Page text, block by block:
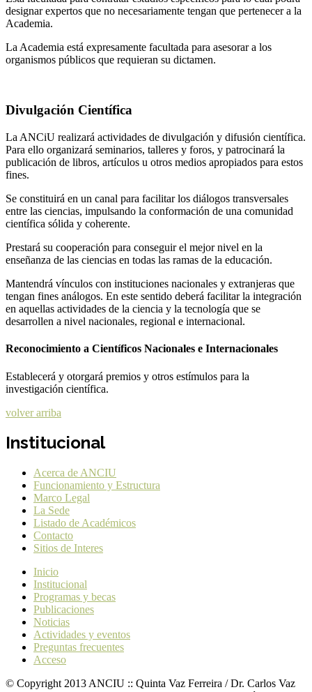
designar expertos que no necesariamente tengan que pertenecer a la
Academia.
La Academia está expresamente facultada para asesorar a los
organismos públicos que requieran su dictamen.
Divulgación Científica
La ANCiU realizará actividades de divulgación y difusión científica.
Para ello organizará seminarios, talleres y foros, y patrocinará la
publicación de libros, artículos u otros medios apropiados para estos
fines.
Se constituirá en un canal para facilitar los diálogos transversales
entre las ciencias, impulsando la conformación de una comunidad
científica sólida y coherente.
Prestará su cooperación para conseguir el mejor nivel en la
enseñanza de las ciencias en todas las ramas de la educación.
Mantendrá vínculos con instituciones nacionales y extranjeras que
tengan fines análogos. En este sentido deberá facilitar la integración
en aquellas actividades de la ciencia y la tecnología que se
desarrollen a nivel nacionales, regional e internacional.
Reconocimiento a Científicos Nacionales e Internacionales
Establecerá y otorgará premios y otros estímulos para la
investigación científica.
volver arriba
Institucional
Acerca de ANCIU
Funcionamiento y Estructura
Marco Legal
La Sede
Listado de Académicos
Contacto
Sitios de Interes
Inicio
Institucional
Programas y becas
Publicaciones
Noticias
Actividades y eventos
Preguntas frecuentes
Acceso
© Copyright 2013 ANCIU :: Quinta Vaz Ferreira / Dr. Carlos Vaz